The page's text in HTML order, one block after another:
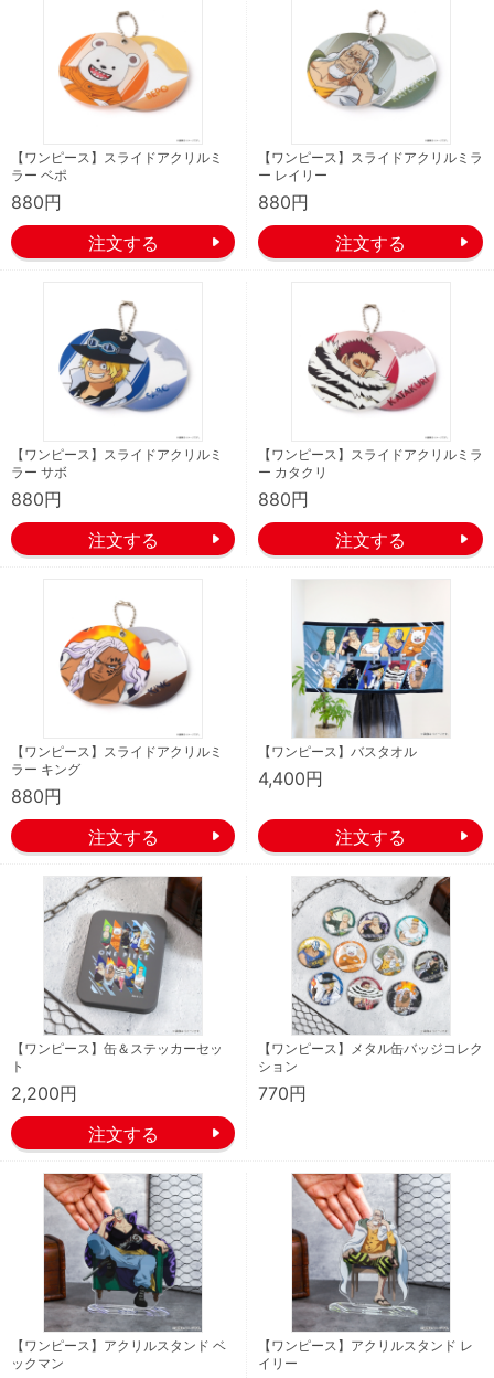
【ワンピース】スライドアクリルミ
ラー ベポ
880円
【ワンピース】スライドアクリルミラ
ー レイリー
880円
【ワンピース】スライドアクリルミ
ラー サボ
880円
【ワンピース】スライドアクリルミラ
ー カタクリ
880円
【ワンピース】スライドアクリルミ
ラー キング
880円
【ワンピース】バスタオル
4,400円
【ワンピース】缶＆ステッカーセッ
ト
2,200円
【ワンピース】メタル缶バッジコレク
ション
770円
【ワンピース】アクリルスタンド ベ
ックマン
【ワンピース】アクリルスタンド レ
イリー